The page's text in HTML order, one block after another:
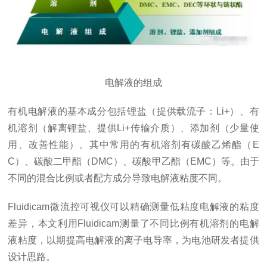
电解液的组成
有机电解液的基本成分包括锂盐（提供载流子：Li+）、有
机溶剂（解离锂盐、提供Li+传输介质）、添加剂（少量使
用、改善性能）。其中常用的有机溶剂有碳酸乙烯酯（E
C）、碳酸二甲酯（DMC）、碳酸甲乙酯（EMC）等。由于
不同的混合比例或者配方成分导致电解液粘度不同。
Fluidicam微流控可视仪可以精确测量低粘度电解液的粘度
差异，本文利用Fluidicam测量了不同比例有机溶剂的电解
液粘度，以期提高电解液的离子电导率，为电池研发者提供
设计思路。